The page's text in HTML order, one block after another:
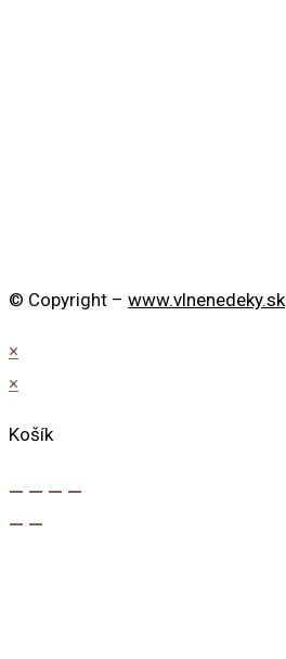
© Copyright – www.vlnenedeky.sk
×
×
Košík